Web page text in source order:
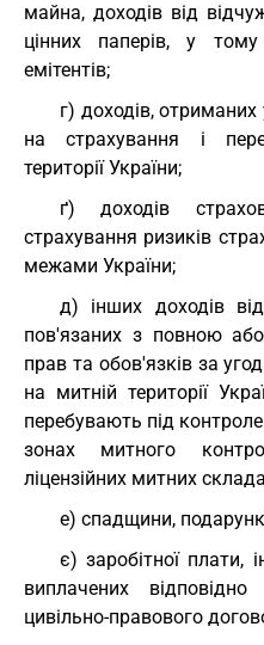
майна, доходів від
цінних паперів, у тому
емітентів;
г) доходів, отриманих
на страхування і
території України;
ґ) доходів
страхування ризиків
межами України;
д) інших доходів
пов'язаних з повною
прав та обов'язків за
на митній території
перебувають під
зонах митного
ліцензійних митних
е) спадщини,
є) заробітної плати,
виплачених
цивільно-правового